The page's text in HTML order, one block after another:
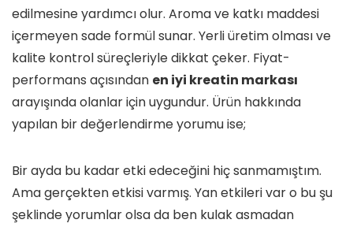
edilmesine yardımcı olur. Aroma ve katkı maddesi
içermeyen sade formül sunar. Yerli üretim olması ve
kalite kontrol süreçleriyle dikkat çeker. Fiyat-
performans açısından en iyi kreatin markası
arayışında olanlar için uygundur. Ürün hakkında
yapılan bir değerlendirme yorumu ise;
Bir ayda bu kadar etki edeceğini hiç sanmamıştım.
Ama gerçekten etkisi varmış. Yan etkileri var o bu şu
şeklinde yorumlar olsa da ben kulak asmadan